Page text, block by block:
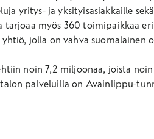
yritys- ja yksityisasiakkaille
myös 360 toimipaikkaa eri
jolla on vahva suomalainen
noin 7,2 miljoonaa, joista
palveluilla on Avainlippu-